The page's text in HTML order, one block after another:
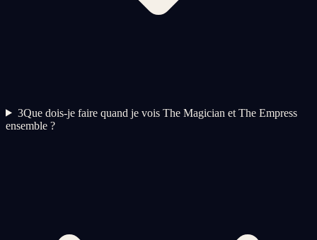
3Que dois-je faire quand je vois The Magician et The Empress
ensemble ?